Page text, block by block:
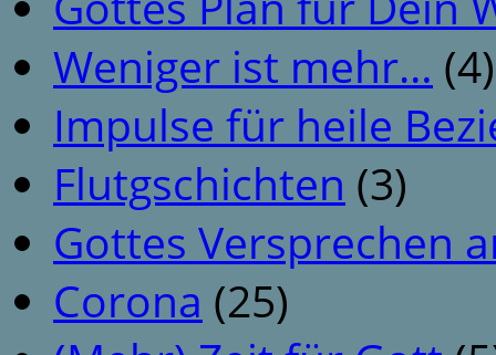
Weniger ist mehr… (4)
Impulse für heile
Flutgschichten (3)
Gottes Versprechen
Corona (25)